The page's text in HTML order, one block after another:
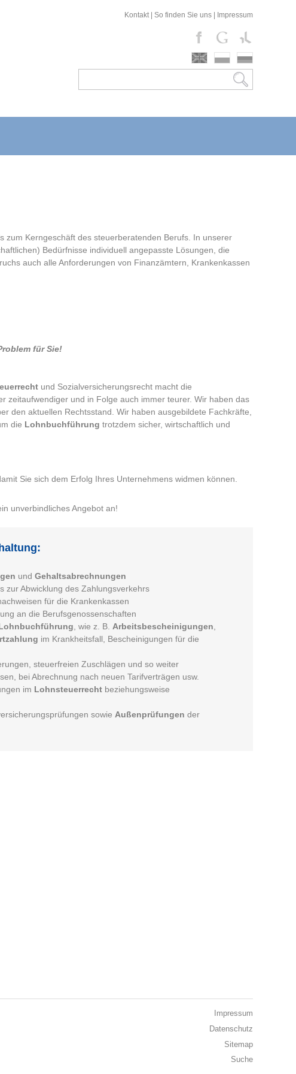
Kontakt| So finden Sie uns Impressum
zum Kerngeschäft des steuerberatenden Berufs. In unserer
Bedürfnisse individuell angepasste Lösungen, die
auch alle Anforderungen von Finanzämtern, Krankenkassen
für Sie!
und Sozialversicherungsrecht macht die
zeitaufwendiger und in Folge auch immer teurer. Wir haben das
den aktuellen Rechtsstand. Wir haben ausgebildete Fachkräfte,
die Lohnbuchführung trotzdem sicher, wirtschaftlich und
Sie sich dem Erfolg Ihres Unternehmens widmen können.
unverbindliches Angebot an!
und Gehaltsabrechnungen
zur Abwicklung des Zahlungsverkehrs
für die Krankenkassen
an die Berufsgenossenschaften
, wie z. B. Arbeitsbescheinigungen
im Krankheitsfall, Bescheinigungen für die
steuerfreien Zuschlägen und so weiter
bei Abrechnung nach neuen Tarifverträgen usw.
im Lohnsteuerrechtbeziehungsweise
sowie Außenprüfungen der
Impressum
Datenschutz
Sitemap
Suche